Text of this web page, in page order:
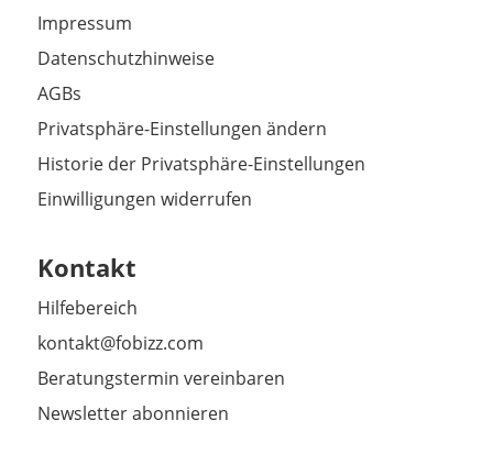
Impressum
Datenschutzhinweise
AGBs
Privatsphäre-Einstellungen ändern
Historie der Privatsphäre-Einstellungen
Einwilligungen widerrufen
Kontakt
Hilfebereich
kontakt@fobizz.com
Beratungstermin vereinbaren
Newsletter abonnieren